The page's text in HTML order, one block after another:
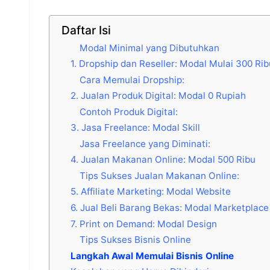
Daftar Isi
Modal Minimal yang Dibutuhkan
1. Dropship dan Reseller: Modal Mulai 300
Cara Memulai Dropship:
2. Jualan Produk Digital: Modal 0 Rupiah
Contoh Produk Digital:
3. Jasa Freelance: Modal Skill
Jasa Freelance yang Diminati:
4. Jualan Makanan Online: Modal 500 Ribu
Tips Sukses Jualan Makanan Online:
5. Affiliate Marketing: Modal Website
6. Jual Beli Barang Bekas: Modal Marketplace
7. Print on Demand: Modal Design
Tips Sukses Bisnis Online
Langkah Awal Memulai Bisnis Online